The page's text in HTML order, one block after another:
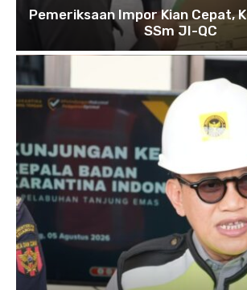
Pemeriksaan Impor Kian Cepat,
SSm JI-QC